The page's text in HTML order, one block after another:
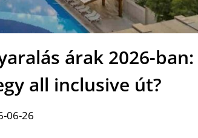
árak 2026-ban:
all inclusive út?
06-26